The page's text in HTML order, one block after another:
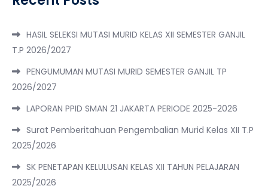
HASIL SELEKSI MUTASI MURID KELAS XII SEMESTER GANJIL
T.P 2026/2027
PENGUMUMAN MUTASI MURID SEMESTER GANJIL TP
2026/2027
LAPORAN PPID SMAN 21 JAKARTA PERIODE 2025-2026
Surat Pemberitahuan Pengembalian Murid Kelas XII T.P
2025/2026
SK PENETAPAN KELULUSAN KELAS XII TAHUN PELAJARAN
2025/2026